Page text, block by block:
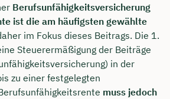
Berufsunfähigkeitsversicherung
ist die am häufigsten gewählte
im Fokus dieses Beitrags. Die 1.
Steuerermäßigung der Beiträge
in der
zu einer festgelegten
muss jedoch